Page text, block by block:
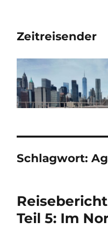
Zeitreisender
Schlagwort:
Teil 5: Im